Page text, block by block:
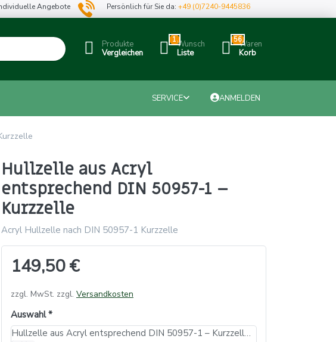
Angebote Persönlich für Sie da:+49 (0)7240-9445836
Produkte
Vergleichen
1Wunsch
Liste
56Waren
Korb
SERVICE ANMELDEN
Hullzelle aus Acryl
entsprechend DIN 50957-1 –
Kurzzelle
Acryl Hullzelle nach DIN 50957-1 Kurzzelle
149,50 €
zzgl. MwSt. zzgl. Versandkosten
Auswahl
Hullzelle aus Acryl entsprechend DIN 50957-1 – Kurzzelle 1 Stück